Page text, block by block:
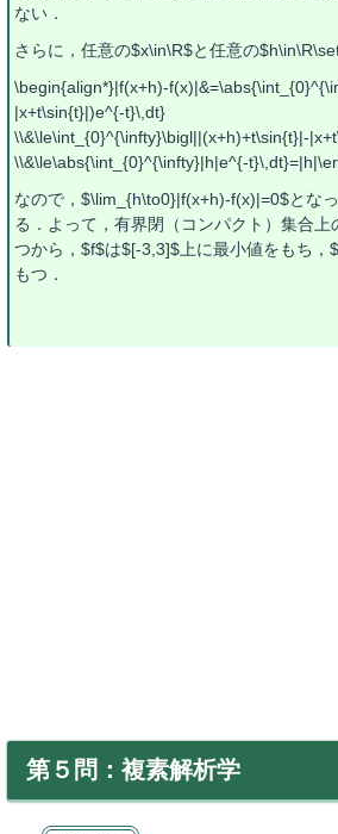
ない．
さらに，任意の$x\in\R$と任意の
\begin{align*}|f(x+h)-
|x+t\sin{t}|)e^{-t}\,dt}
\\&\le\int_{0}^{\infty}\bigl||(x+h)+t\sin{t}|-
\\&\le\abs{\int_{0}^{\infty}|h|e^{-
なので，$\lim_{h\to0}|f(x+h)-f(x)|=0$とな
る．よって，有界閉（コンパクト）集合上
つから，$f$は$[-3,3]$上に最小値をもち，
もつ．
第５問：複素解析学